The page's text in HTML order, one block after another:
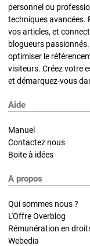
personnel ou
techniques avancées.
vos articles, et
blogueurs
optimiser le
visiteurs. Créez votre
et démarquez-vous
Aide
Manuel
Contactez nous
Boite à idées
A propos
Qui sommes nous ?
L'Offre Overblog
Rémunération en
Webedia